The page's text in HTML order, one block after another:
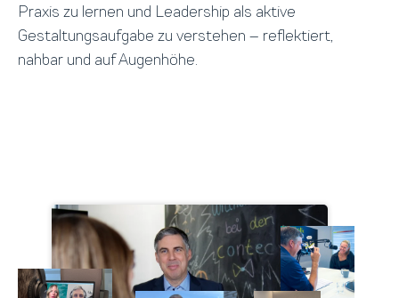
Praxis zu lernen und Leadership als aktive
Gestaltungsaufgabe zu verstehen – reflektiert,
nahbar und auf Augenhöhe.